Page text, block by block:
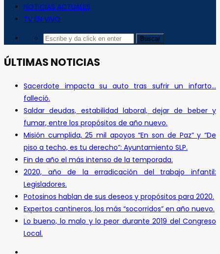
NOTICIAS ACTUALES
TV EN VIVO
ÚLTIMAS NOTICIAS
Sacerdote impacta su auto tras sufrir un infarto…
falleció.
Saldar deudas, estabilidad laboral, dejar de beber y
fumar, entre los propósitos de año nuevo.
Misión cumplida, 25 mil apoyos “En son de Paz” y “De
piso a techo, es tu derecho”: Ayuntamiento SLP.
Fin de año el más intenso de la temporada.
2020, año de la erradicación del trabajo infantil:
Legisladores.
Potosinos hablan de sus deseos y propósitos para 2020.
Expertos cantineros, los más “socorridos” en año nuevo.
Lo bueno, lo malo y lo peor durante 2019 del Congreso
Local.